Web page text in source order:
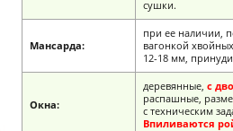
сушки.
Мансарда:
при ее наличии,
вагонкой
12-18 мм,
Окна:
деревянные, с
распашные,
с техническим
Впиливаются